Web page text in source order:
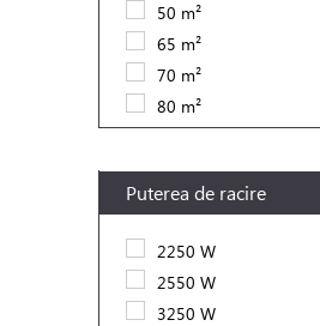
50 m²
65 m²
70 m²
80 m²
Puterea de racire
2250 W
2550 W
3250 W